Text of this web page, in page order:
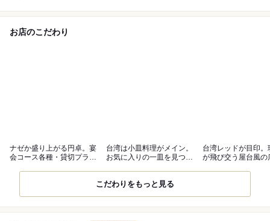
お店のこだわり
ナゼか盛り上がる円卓。宴
会コース各種・貸切プラン
台湾は小皿料理がメイン。
お気に入りの一皿を見つけ
台湾レッドが目印。
が飛び交う屋台風の
こだわりをもっと見る